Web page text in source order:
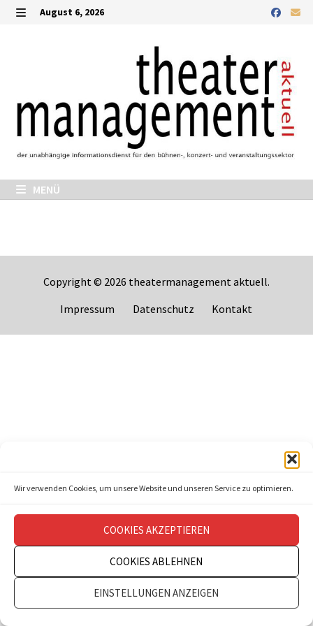
Wir verwenden Cookies, um unsere Website und unseren Service zu optimieren.
COOKIES AKZEPTIEREN
COOKIES ABLEHNEN
EINSTELLUNGEN ANZEIGEN
Zurück
August 6, 2026
MENÜ
Copyright © 2026 theatermanagement aktuell.
Impressum
Datenschutz Kontakt